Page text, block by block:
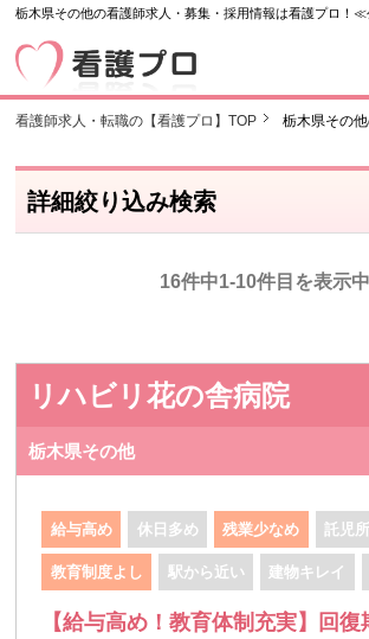
栃木県その他の看護師求人・募集・採用情報は看護プロ！
看護師求人・転職の【看護プロ】TOP 栃木県その
詳細絞り込み検索
16件中1-10件目を表示中
リハビリ花の舎病院
栃木県その他
給与高め 休日多め 残業少なめ 託児
教育制度よし 駅から近い 建物キレイ
【給与高め！教育体制充実】回復